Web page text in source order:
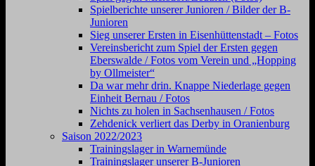
Spielberichte unserer Junioren / Bilder der B-
Junioren
Sieg unserer Ersten in Eisenhüttenstadt – Fotos
Vereinsbericht zum Spiel der Ersten gegen
Eberswalde / Fotos vom Verein und „Hopping
by Ollmeister“
Da war mehr drin. Knappe Niederlage gegen
Einheit Bernau / Fotos
Nichts zu holen in Sachsenhausen / Fotos
Zehdenick verliert das Derby in Oranienburg
Saison 2022/2023
Trainingslager in Warnemünde
Trainingslager unserer B-Junioren